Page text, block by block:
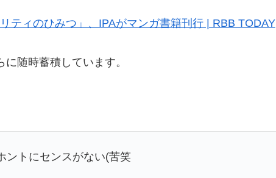
ティのひみつ」、IPAがマンガ書籍刊行 | RBB TODAY
随時蓄積しています。
ントにセンスがない(苦笑